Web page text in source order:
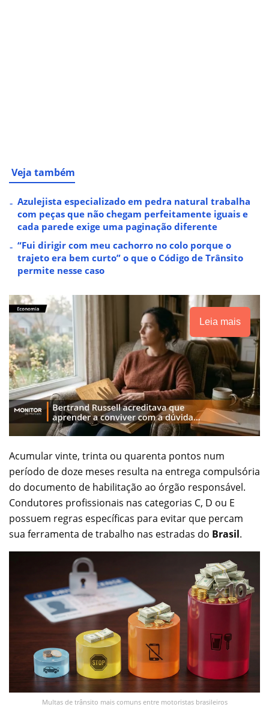
Veja também
Azulejista especializado em pedra natural trabalha
com peças que não chegam perfeitamente iguais e
cada parede exige uma paginação diferente
“Fui dirigir com meu cachorro no colo porque o
trajeto era bem curto” o que o Código de Trânsito
permite nesse caso
Leia mais
Acumular vinte, trinta ou quarenta pontos num
período de doze meses resulta na entrega compulsória
do documento de habilitação ao órgão responsável.
Condutores profissionais nas categorias C, D ou E
possuem regras específicas para evitar que percam
sua ferramenta de trabalho nas estradas do Brasil.
Multas de trânsito mais comuns entre motoristas brasileiros